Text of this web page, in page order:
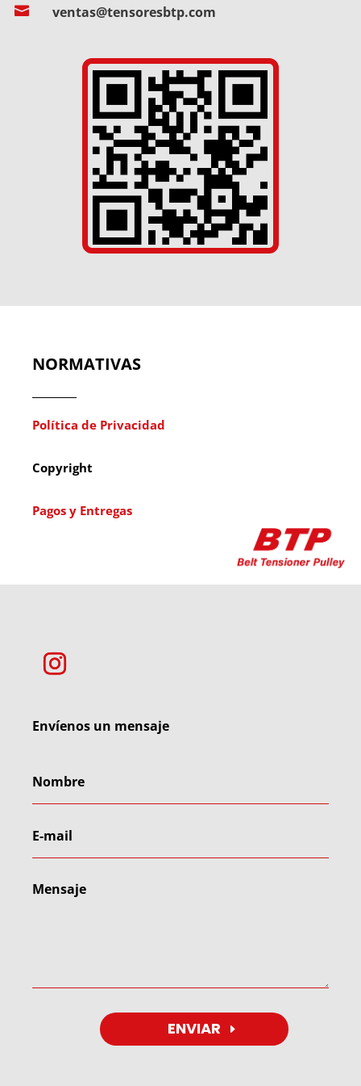
 ventas@tensoresbtp.com
NORMATIVAS
Política de Privacidad
Copyright
Pagos y Entregas
Envíenos un mensaje
ENVIAR